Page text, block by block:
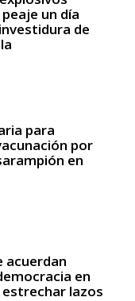
un día
de
para
por
en
acuerdan
en
estrechar lazos